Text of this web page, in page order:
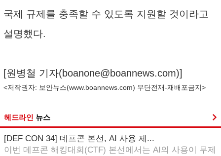
국제 규제를 충족할 수 있도록 지원할 것이라고
설명했다.
[원병철 기자(boanone@boannews.com)]
<저작권자: 보안뉴스(www.boannews.com) 무단전재-재배포금지>
헤드라인 뉴스
[DEF CON 34] 데프콘 본선, AI 사용 제...
이번 데프콘 해킹대회(CTF) 본선에서는 AI의 사용이 무제